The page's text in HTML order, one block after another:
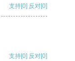
支持[0] 反对[0]
支持[0] 反对[0]